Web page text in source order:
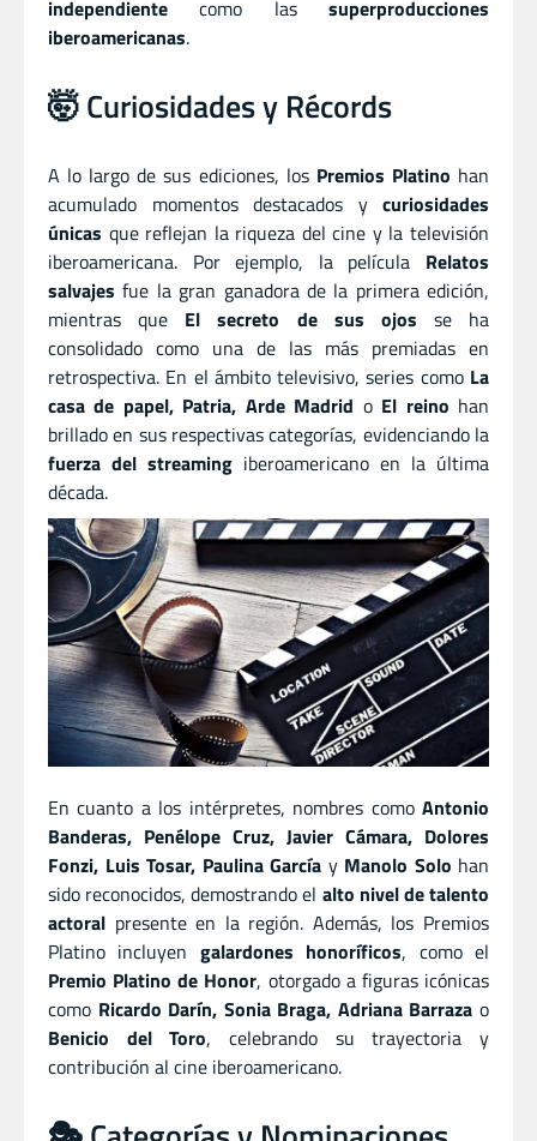
independiente como las superproducciones
iberoamericanas.
🤯 Curiosidades y Récords
A lo largo de sus ediciones, los Premios Platino han
acumulado momentos destacados y curiosidades
únicas que reflejan la riqueza del cine y la televisión
iberoamericana. Por ejemplo, la película Relatos
salvajes fue la gran ganadora de la primera edición,
mientras que El secreto de sus ojos se ha
consolidado como una de las más premiadas en
retrospectiva. En el ámbito televisivo, series como La
casa de papel, Patria, Arde Madrid o El reino han
brillado en sus respectivas categorías, evidenciando la
fuerza del streaming iberoamericano en la última
década.
En cuanto a los intérpretes, nombres como Antonio
Banderas, Penélope Cruz, Javier Cámara, Dolores
Fonzi, Luis Tosar, Paulina García y Manolo Solo han
sido reconocidos, demostrando el alto nivel de talento
actoral presente en la región. Además, los Premios
Platino incluyen galardones honoríficos, como el
Premio Platino de Honor, otorgado a figuras icónicas
como Ricardo Darín, Sonia Braga, Adriana Barraza o
Benicio del Toro, celebrando su trayectoria y
contribución al cine iberoamericano.